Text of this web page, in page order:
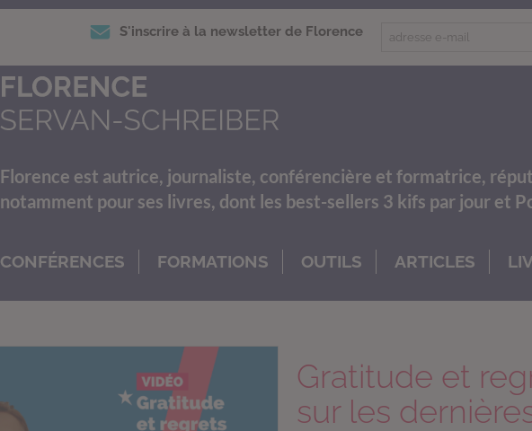
S'inscrire à la newsletter de Florence
Florence est autrice, journaliste, conférencière et formatrice,
notamment pour ses livres, dont les best-sellers 3 kifs par jour et
CONFÉRENCES FORMATIONS OUTILS ARTICLES
Gratitude et
sur les